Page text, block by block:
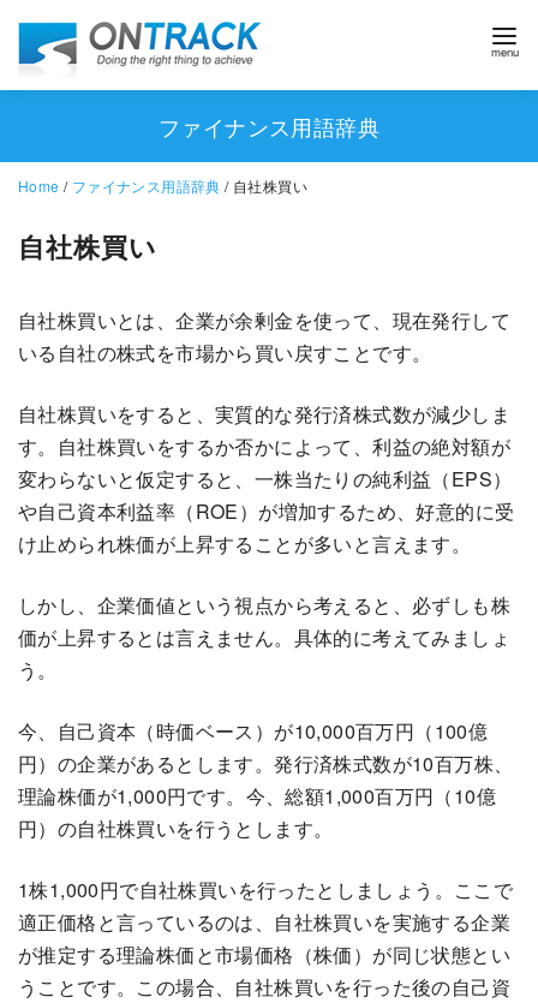
ファイナンス用語辞典
Home / ファイナンス用語辞典 / 自社株買い
自社株買い
自社株買いとは、企業が余剰金を使って、現在発行して
いる自社の株式を市場から買い戻すことです。
自社株買いをすると、実質的な発行済株式数が減少しま
す。自社株買いをするか否かによって、利益の絶対額が
変わらないと仮定すると、一株当たりの純利益（EPS）
や自己資本利益率（ROE）が増加するため、好意的に受
け止められ株価が上昇することが多いと言えます。
しかし、企業価値という視点から考えると、必ずしも株
価が上昇するとは言えません。具体的に考えてみましょ
う。
今、自己資本（時価ベース）が10,000百万円（100億
円）の企業があるとします。発行済株式数が10百万株、
理論株価が1,000円です。今、総額1,000百万円（10億
円）の自社株買いを行うとします。
1株1,000円で自社株買いを行ったとしましょう。ここで
適正価格と言っているのは、自社株買いを実施する企業
が推定する理論株価と市場価格（株価）が同じ状態とい
うことです。この場合、自社株買いを行った後の自己資